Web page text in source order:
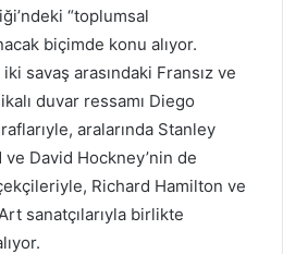
“toplumsal
biçimde konu alıyor.
iki savaş arasındaki Fransız ve
duvar ressamı Diego
aralarında Stanley
David Hockney’nin de
Richard Hamilton ve
sanatçılarıyla birlikte